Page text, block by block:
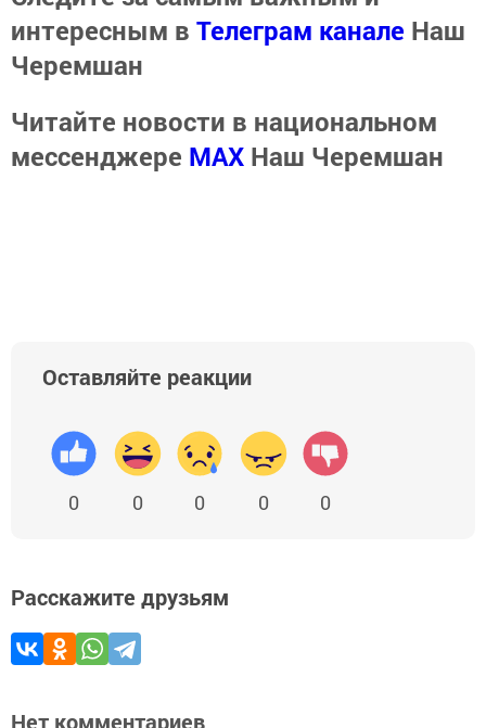
интересным в Телеграм канале Наш
Черемшан
Читайте новости в национальном
мессенджере MАХ Наш Черемшан
Оставляйте реакции
0 0 0 0 0
Расскажите друзьям
Нет комментариев